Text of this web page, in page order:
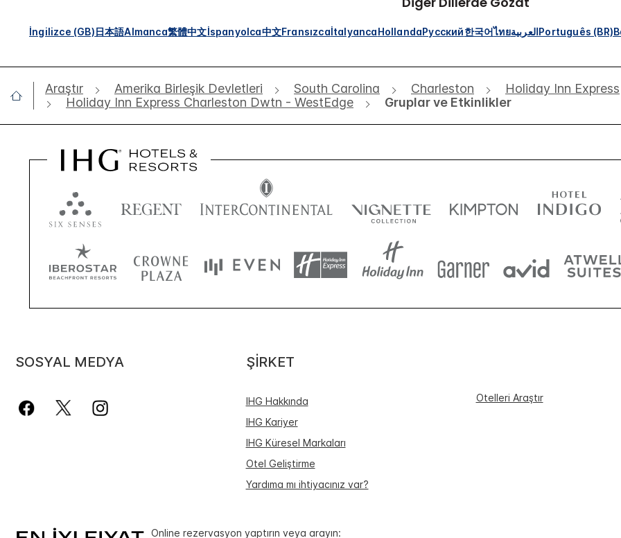
İngilizce (GB)日本語Almanca繁體中文İspanyolca中文FransızcaİtalyancaHollandaРусский한국어ไทยالعربيةPortuguês (BR)
Araştır Amerika Birleşik Devletleri South Carolina Charleston
Holiday Inn Express
Holiday Inn Express Charleston Dwtn - WestEdge
Gruplar ve Etkinlikler
SOSYAL MEDYA ŞIRKET
IHG Hakkında
IHG Kariyer
IHG Küresel Markaları
Otel Geliştirme
Yardıma mı ihtiyacınız var?
Otelleri Araştır
Online rezervasyon yaptırın veya arayın: